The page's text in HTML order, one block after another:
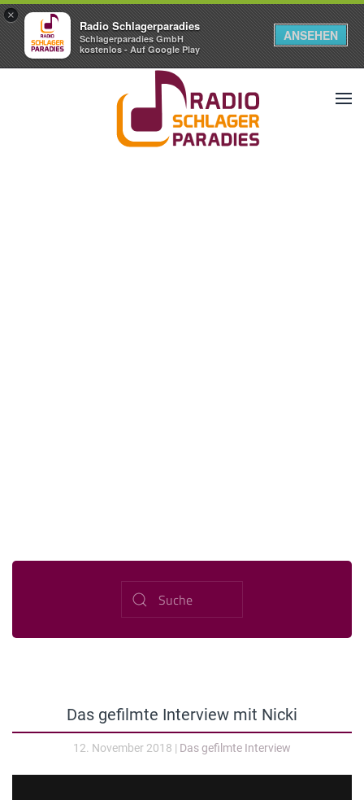
×
Radio Schlagerparadies
Schlagerparadies GmbH
kostenlos - Auf Google Play
ANSEHEN
Das gefilmte Interview mit Nicki
12. November 2018 | Das gefilmte Interview